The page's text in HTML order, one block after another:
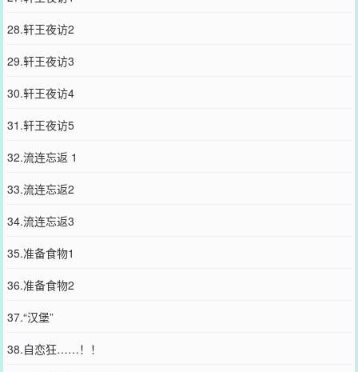
28.轩王夜访2
29.轩王夜访3
30.轩王夜访4
31.轩王夜访5
32.流连忘返 1
33.流连忘返2
34.流连忘返3
35.准备食物1
36.准备食物2
37.“汉堡”
38.自恋狂……！！